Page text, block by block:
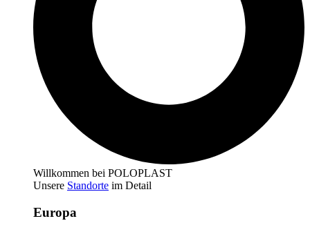
Willkommen bei POLOPLAST
Unsere Standorte im Detail
Europa